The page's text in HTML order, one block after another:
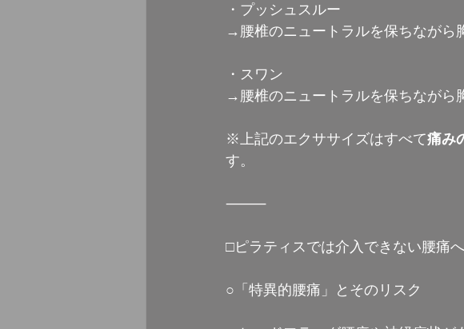
・プッシュスルー
→腰椎のニュートラルを保ちながら
・スワン
→腰椎のニュートラルを保ちながら
※上記のエクササイズはすべて痛み
す。
⸻
□ピラティスでは介入できない腰痛
○「特異的腰痛」とそのリスク